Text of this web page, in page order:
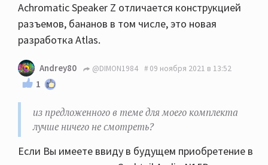
Achromatic Speaker Z отличается конструкцией
разъемов, бананов в том числе, это новая
разработка Atlas.
Andrey80 @DIMON1984 09 ноября 2021 в 13:52
1
из предложенного в теме для моего комплекта
лучше ничего не смотреть?
Если Вы имеете ввиду в будущем приобретение в